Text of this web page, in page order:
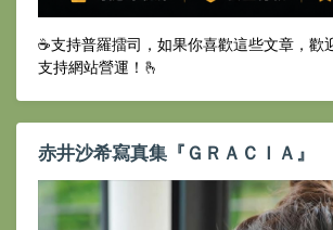
☕️支持普羅擂司，如果你喜歡這些文章，歡
支持網站營運！🫰
赤井沙希寫真集『ＧＲＡＣＩＡ』